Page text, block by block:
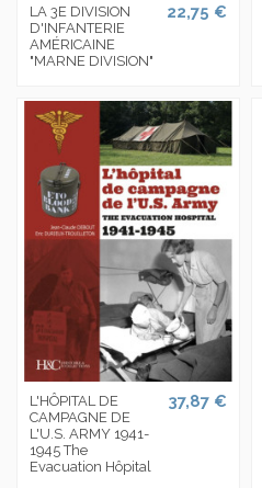
LA 3E DIVISION
D'INFANTERIE
AMÉRICAINE
"MARNE DIVISION"
22,75 €
L'HÔPITAL DE
CAMPAGNE DE
L'U.S. ARMY 1941-
1945 The
Evacuation Hôpital
37,87 €